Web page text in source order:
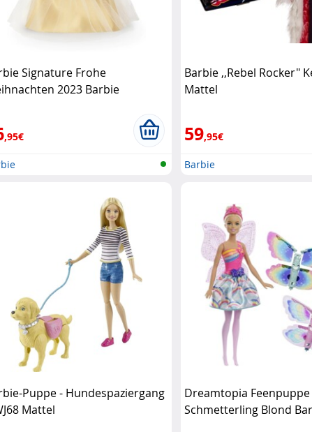
Signature Frohe
2023 Barbie
,95€
Barbie ,,Rebel Rocker"
Mattel
59,95€
Barbie
Puppe - Hundespaziergang
Mattel
Dreamtopia Feenpuppe
Schmetterling Blond